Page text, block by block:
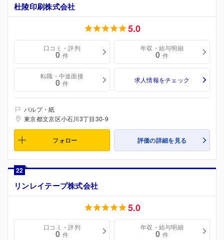
杜陵印刷株式会社
5.0
口コミ・評判
0 件
年収・給与明細
0 件
転職・中途面接
0 件 求人情報をチェック
パルプ・紙
東京都文京区小石川3丁目30-9
フォロー 評価の詳細を見る
22
リンレイテープ株式会社
5.0
口コミ・評判
0 件
年収・給与明細
0 件